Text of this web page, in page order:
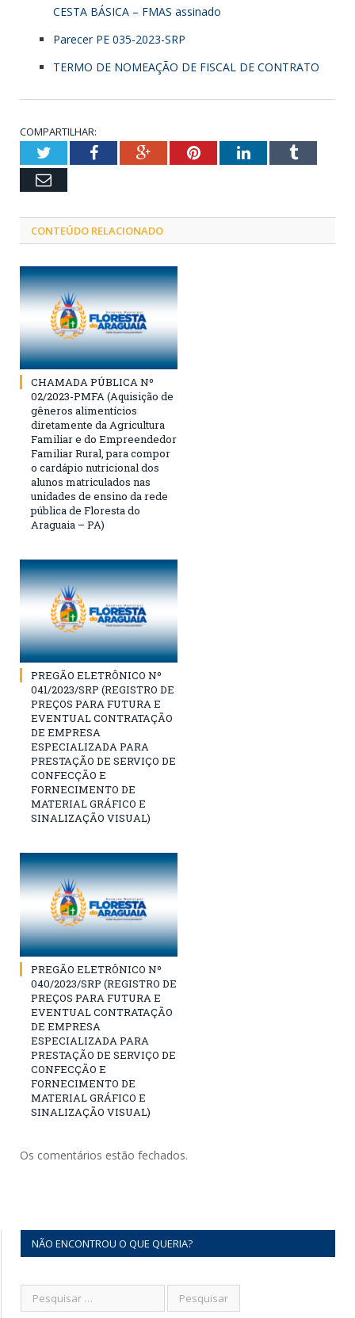
CESTA BÁSICA – FMAS assinado
Parecer PE 035-2023-SRP
TERMO DE NOMEAÇÃO DE FISCAL DE CONTRATO
COMPARTILHAR:
TwitterFacebookGoogle+PinterestLinkedInTumblr
Email
CONTEÚDO RELACIONADO
CHAMADA PÚBLICA Nº
02/2023-PMFA (Aquisição de
gêneros alimentícios
diretamente da Agricultura
Familiar e do Empreendedor
Familiar Rural, para compor
o cardápio nutricional dos
alunos matriculados nas
unidades de ensino da rede
pública de Floresta do
Araguaia – PA)
PREGÃO ELETRÔNICO Nº
041/2023/SRP (REGISTRO DE
PREÇOS PARA FUTURA E
EVENTUAL CONTRATAÇÃO
DE EMPRESA
ESPECIALIZADA PARA
PRESTAÇÃO DE SERVIÇO DE
CONFECÇÃO E
FORNECIMENTO DE
MATERIAL GRÁFICO E
SINALIZAÇÃO VISUAL)
PREGÃO ELETRÔNICO Nº
040/2023/SRP (REGISTRO DE
PREÇOS PARA FUTURA E
EVENTUAL CONTRATAÇÃO
DE EMPRESA
ESPECIALIZADA PARA
PRESTAÇÃO DE SERVIÇO DE
CONFECÇÃO E
FORNECIMENTO DE
MATERIAL GRÁFICO E
SINALIZAÇÃO VISUAL)
Os comentários estão fechados.
NÃO ENCONTROU O QUE QUERIA?